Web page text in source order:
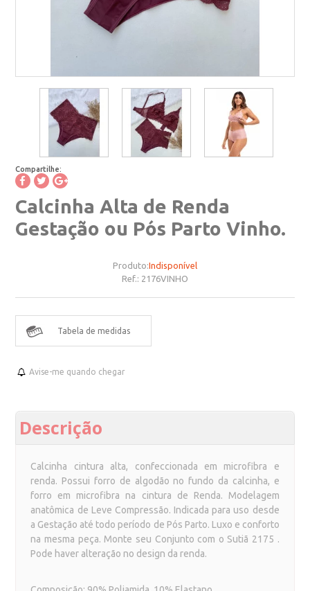
Compartilhe:
Calcinha Alta de Renda
Gestação ou Pós Parto Vinho.
Produto:Indisponível
Ref.: 2176VINHO
Tabela de medidas
Avise-me quando chegar
Descrição
Calcinha cintura alta, confeccionada em microfibra e
renda. Possui forro de algodão no fundo da calcinha, e
forro em microfibra na cintura de Renda. Modelagem
anatômica de Leve Compressão. Indicada para uso desde
a Gestação até todo período de Pós Parto. Luxo e conforto
na mesma peça. Monte seu Conjunto com o Sutiã 2175 .
Pode haver alteração no design da renda.